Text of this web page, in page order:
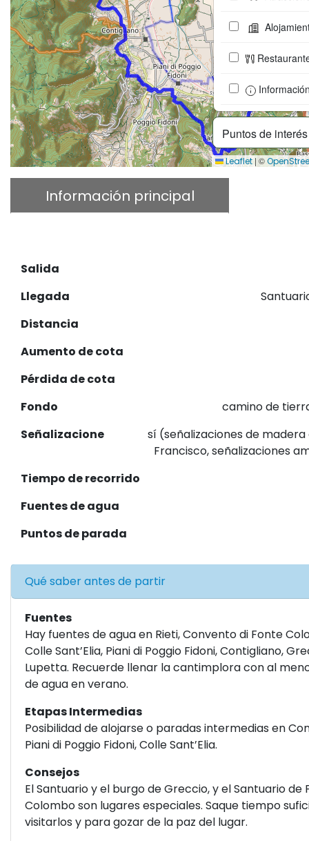
Puntos de
Leaflet | ©
Información principal
Salida
Llegada
Distancia
Aumento de cota
Pérdida de cota
Fondo
camino de
Señalizacione
sí (señalizaciones de madera
Francisco, señalizaciones
Tiempo de recorrido
Fuentes de agua
Puntos de parada
Qué saber antes de partir
Fuentes
Hay fuentes de agua en Rieti, Convento di Fonte
Colle Sant’Elia, Piani di Poggio Fidoni, Contigliano,
Lupetta. Recuerde llenar la cantimplora con al
de agua en verano.
Etapas Intermedias
Posibilidad de alojarse o paradas intermedias en
Piani di Poggio Fidoni, Colle Sant’Elia.
Consejos
El Santuario y el burgo de Greccio, y el Santuario de
Colombo son lugares especiales. Saque tiempo
visitarlos y para gozar de la paz del lugar.